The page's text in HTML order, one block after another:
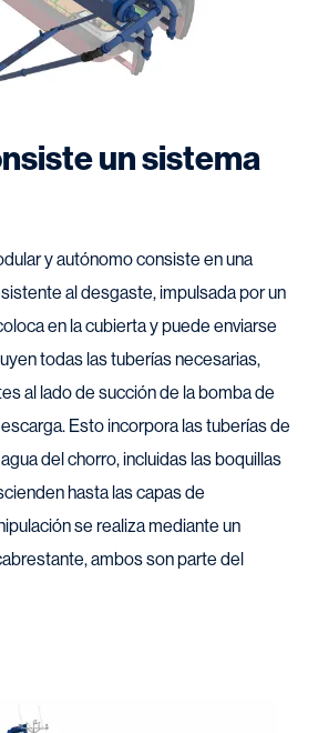
un sistema
y autónomo consiste en una
al desgaste, impulsada por un
en la cubierta y puede enviarse
todas las tuberías necesarias,
al lado de succión de la bomba de
Esto incorpora las tuberías de
del chorro, incluidas las boquillas
hasta las capas de
se realiza mediante un
ambos son parte del